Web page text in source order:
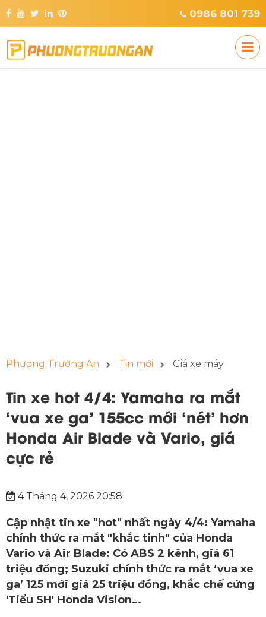
0986 801 739
Phương Trường An Tin mới Giá xe máy
Tin xe hot 4/4: Yamaha ra mắt
‘vua xe ga’ 155cc mới ‘nét’ hơn
Honda Air Blade và Vario, giá
cực rẻ
4 Tháng 4, 2026 20:58
Cập nhật tin xe "hot" nhất ngày 4/4: Yamaha
chính thức ra mắt "khắc tinh" của Honda
Vario và Air Blade: Có ABS 2 kênh, giá 61
triệu đồng; Suzuki chính thức ra mắt ‘vua xe
ga’ 125 mới giá 25 triệu đồng, khắc chế cứng
'Tiểu SH' Honda Vision…